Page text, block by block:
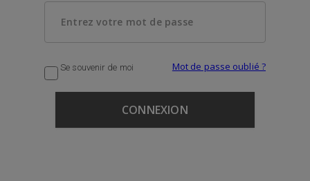
Se souvenir de moi Mot de passe oublié ?